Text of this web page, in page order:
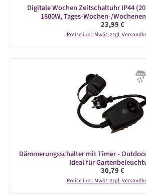
Digitale Wochen Zeitschaltuhr IP44
1800W, Tages-Wochen-/
Regulärer Preis:
23,99 €
Preise inkl. MwSt. zzgl.
Dämmerungsschalter mit Timer -
Ideal für
Regulärer Preis:
30,79 €
Preise inkl. MwSt. zzgl.